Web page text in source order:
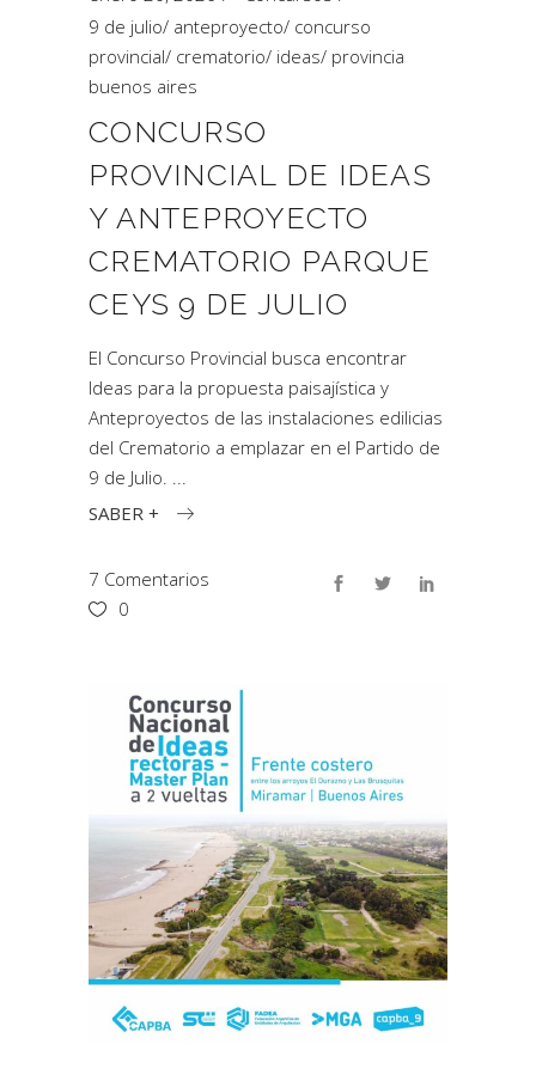
9 de julio/ anteproyecto/ concurso
provincial/ crematorio/ ideas/ provincia
buenos aires
CONCURSO
PROVINCIAL DE IDEAS
Y ANTEPROYECTO
CREMATORIO PARQUE
CEYS 9 DE JULIO
El Concurso Provincial busca encontrar
Ideas para la propuesta paisajística y
Anteproyectos de las instalaciones edilicias
del Crematorio a emplazar en el Partido de
9 de Julio.
SABER +
7 Comentarios
0